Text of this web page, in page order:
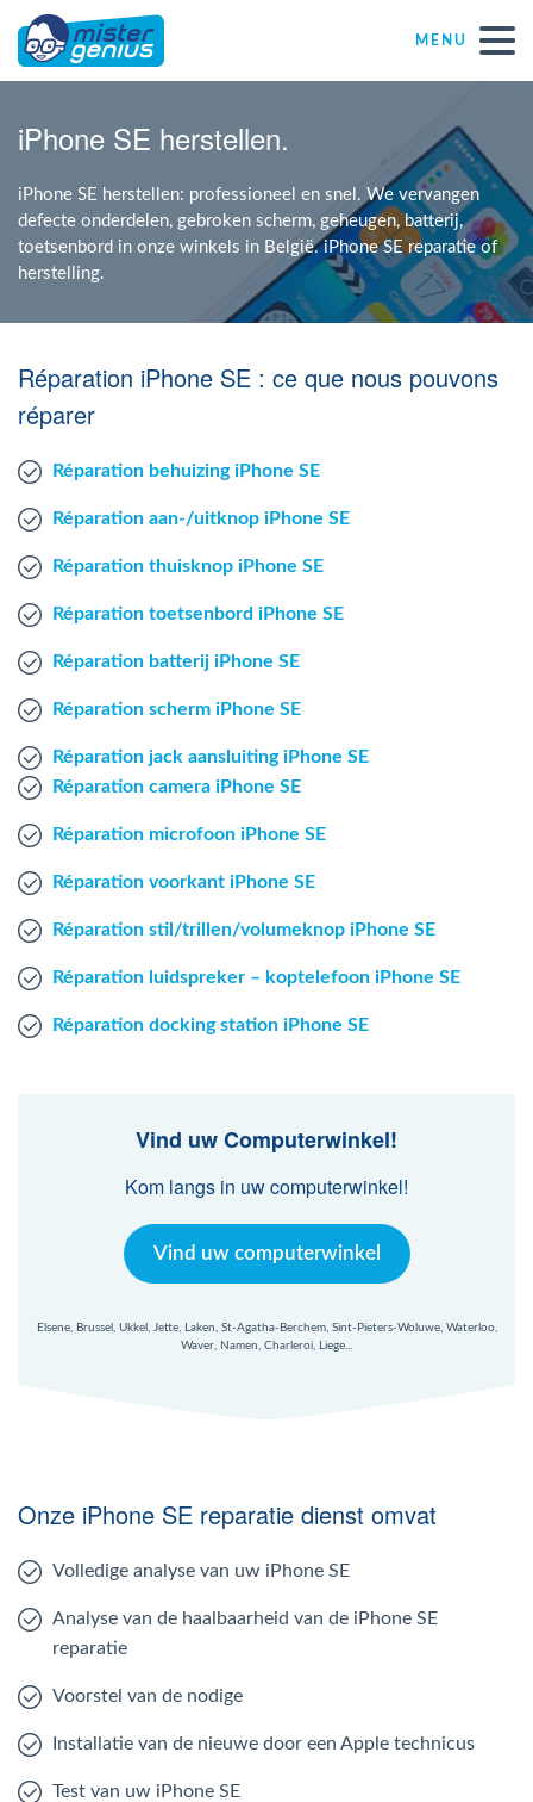
MENU
Computerwinkels in Belgïe
Zelfstandige
Windows Agent
Fr Nl
iPhone SE herstellen.
iPhone SE herstellen: professioneel en snel. We vervangen
defecte onderdelen, gebroken scherm, geheugen, batterij,
toetsenbord in onze winkels in België. iPhone SE reparatie of
herstelling.
Réparation iPhone SE : ce que nous pouvons
réparer
Réparation behuizing iPhone SE
Réparation aan-/uitknop iPhone SE
Réparation thuisknop iPhone SE
Réparation toetsenbord iPhone SE
Réparation batterij iPhone SE
Réparation scherm iPhone SE
Réparation jack aansluiting iPhone SE
Réparation camera iPhone SE
Réparation microfoon iPhone SE
Réparation voorkant iPhone SE
Réparation stil/trillen/volumeknop iPhone SE
Réparation luidspreker – koptelefoon iPhone SE
Réparation docking station iPhone SE
Vind uw Computerwinkel!
Kom langs in uw computerwinkel!
Vind uw computerwinkel
Elsene, Brussel, Ukkel, Jette, Laken, St-Agatha-Berchem, Sint-Pieters-Woluwe, Waterloo,
Waver, Namen, Charleroi, Liege...
Onze iPhone SE reparatie dienst omvat
Volledige analyse van uw iPhone SE
Analyse van de haalbaarheid van de iPhone SE
reparatie
Voorstel van de nodige
Installatie van de nieuwe door een Apple technicus
Test van uw iPhone SE